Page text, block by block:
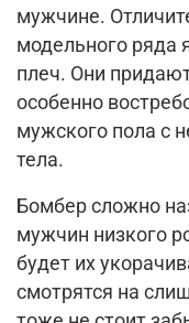
мужчине.
модельного ряда
плеч. Они
особенно
мужского пола с
тела.
Бомбер сложно
мужчин низкого
будет их
смотрятся на